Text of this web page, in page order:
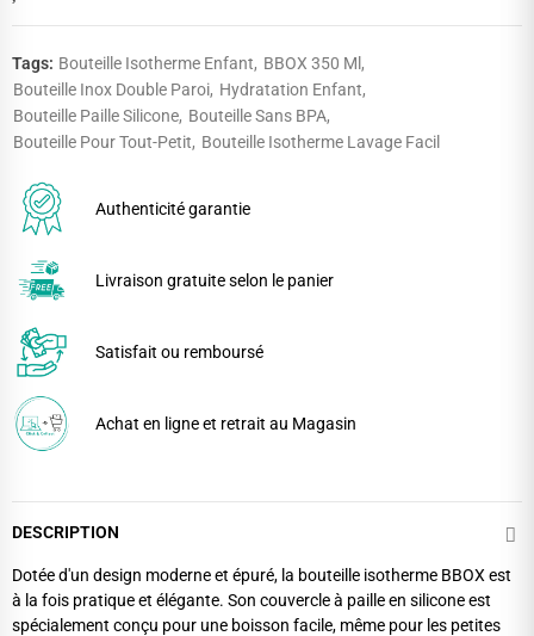
Tags: Bouteille Isotherme Enfant
BBOX 350 Ml
Bouteille Inox Double Paroi Hydratation Enfant
Bouteille Paille Silicone Bouteille Sans BPA
Bouteille Pour Tout-Petit
Bouteille Isotherme Lavage Facil
Authenticité garantie
Livraison gratuite selon le panier
Satisfait ou remboursé
Achat en ligne et retrait au Magasin
DESCRIPTION
Dotée d'un design moderne et épuré, la bouteille isotherme BBOX est
à la fois pratique et élégante. Son couvercle à paille en silicone est
spécialement conçu pour une boisson facile, même pour les petites